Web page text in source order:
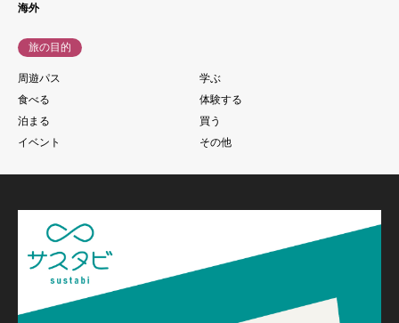
海外
旅の目的
周遊パス
学ぶ
食べる
体験する
泊まる
買う
イベント
その他